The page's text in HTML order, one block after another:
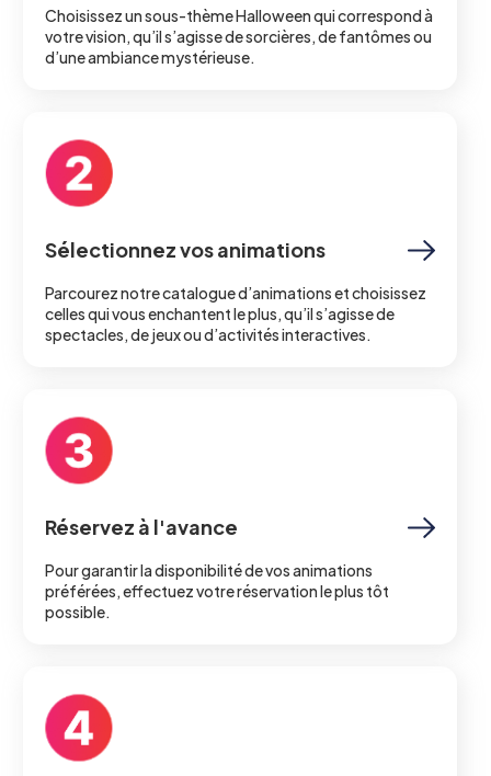
Choisissez un sous-thème Halloween qui correspond à
votre vision, qu’il s’agisse de sorcières, de fantômes ou
d’une ambiance mystérieuse.
Sélectionnez vos animations
Parcourez notre catalogue d’animations et choisissez
celles qui vous enchantent le plus, qu’il s’agisse de
spectacles, de jeux ou d’activités interactives.
Réservez à l'avance
Pour garantir la disponibilité de vos animations
préférées, effectuez votre réservation le plus tôt
possible.